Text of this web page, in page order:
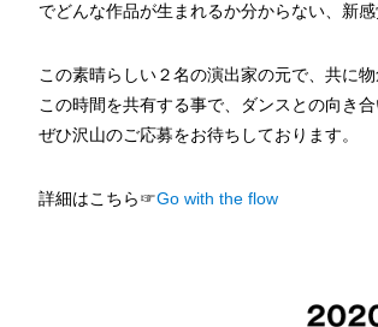
でどんな作品が生まれるか分からない、新感
この素晴らしい２名の演出家の元で、共に
この時間を共有する事で、ダンスとの向き
ぜひ沢山のご応募をお待ちしております。
詳細はこちら☞Go with the flow